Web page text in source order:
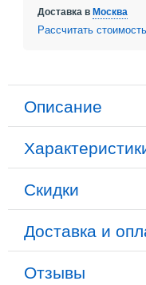
Доставка вМосква
Рассчитать
Описание
Скидки
Доставка и
Отзывы